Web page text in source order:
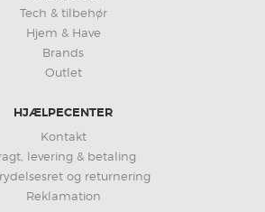
Tech & tilbehør
Hjem & Have
Brands
Outlet
HJÆLPECENTER
Kontakt
levering & betaling
og returnering
Reklamation